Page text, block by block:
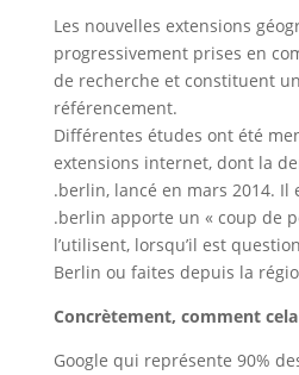
Les nouvelles extensions
progressivement prises en
de recherche et constituent
référencement.
Différentes études ont été
extensions internet, dont la
.berlin, lancé en mars 2014. Il
.berlin apporte un « coup de
l’utilisent, lorsqu’il est
Berlin ou faites depuis la
Concrètement, comment
Google qui représente 90%